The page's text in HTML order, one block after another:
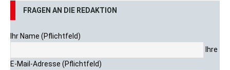
FRAGEN AN DIE REDAKTION
Ihr Name (Pflichtfeld)
Ihre
E-Mail-Adresse (Pflichtfeld)